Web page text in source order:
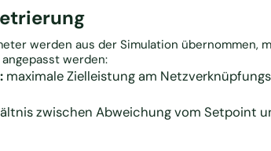
werden aus der Simulation übernommen,
werden:
maximale Zielleistung am
zwischen Abweichung vom Setpoint